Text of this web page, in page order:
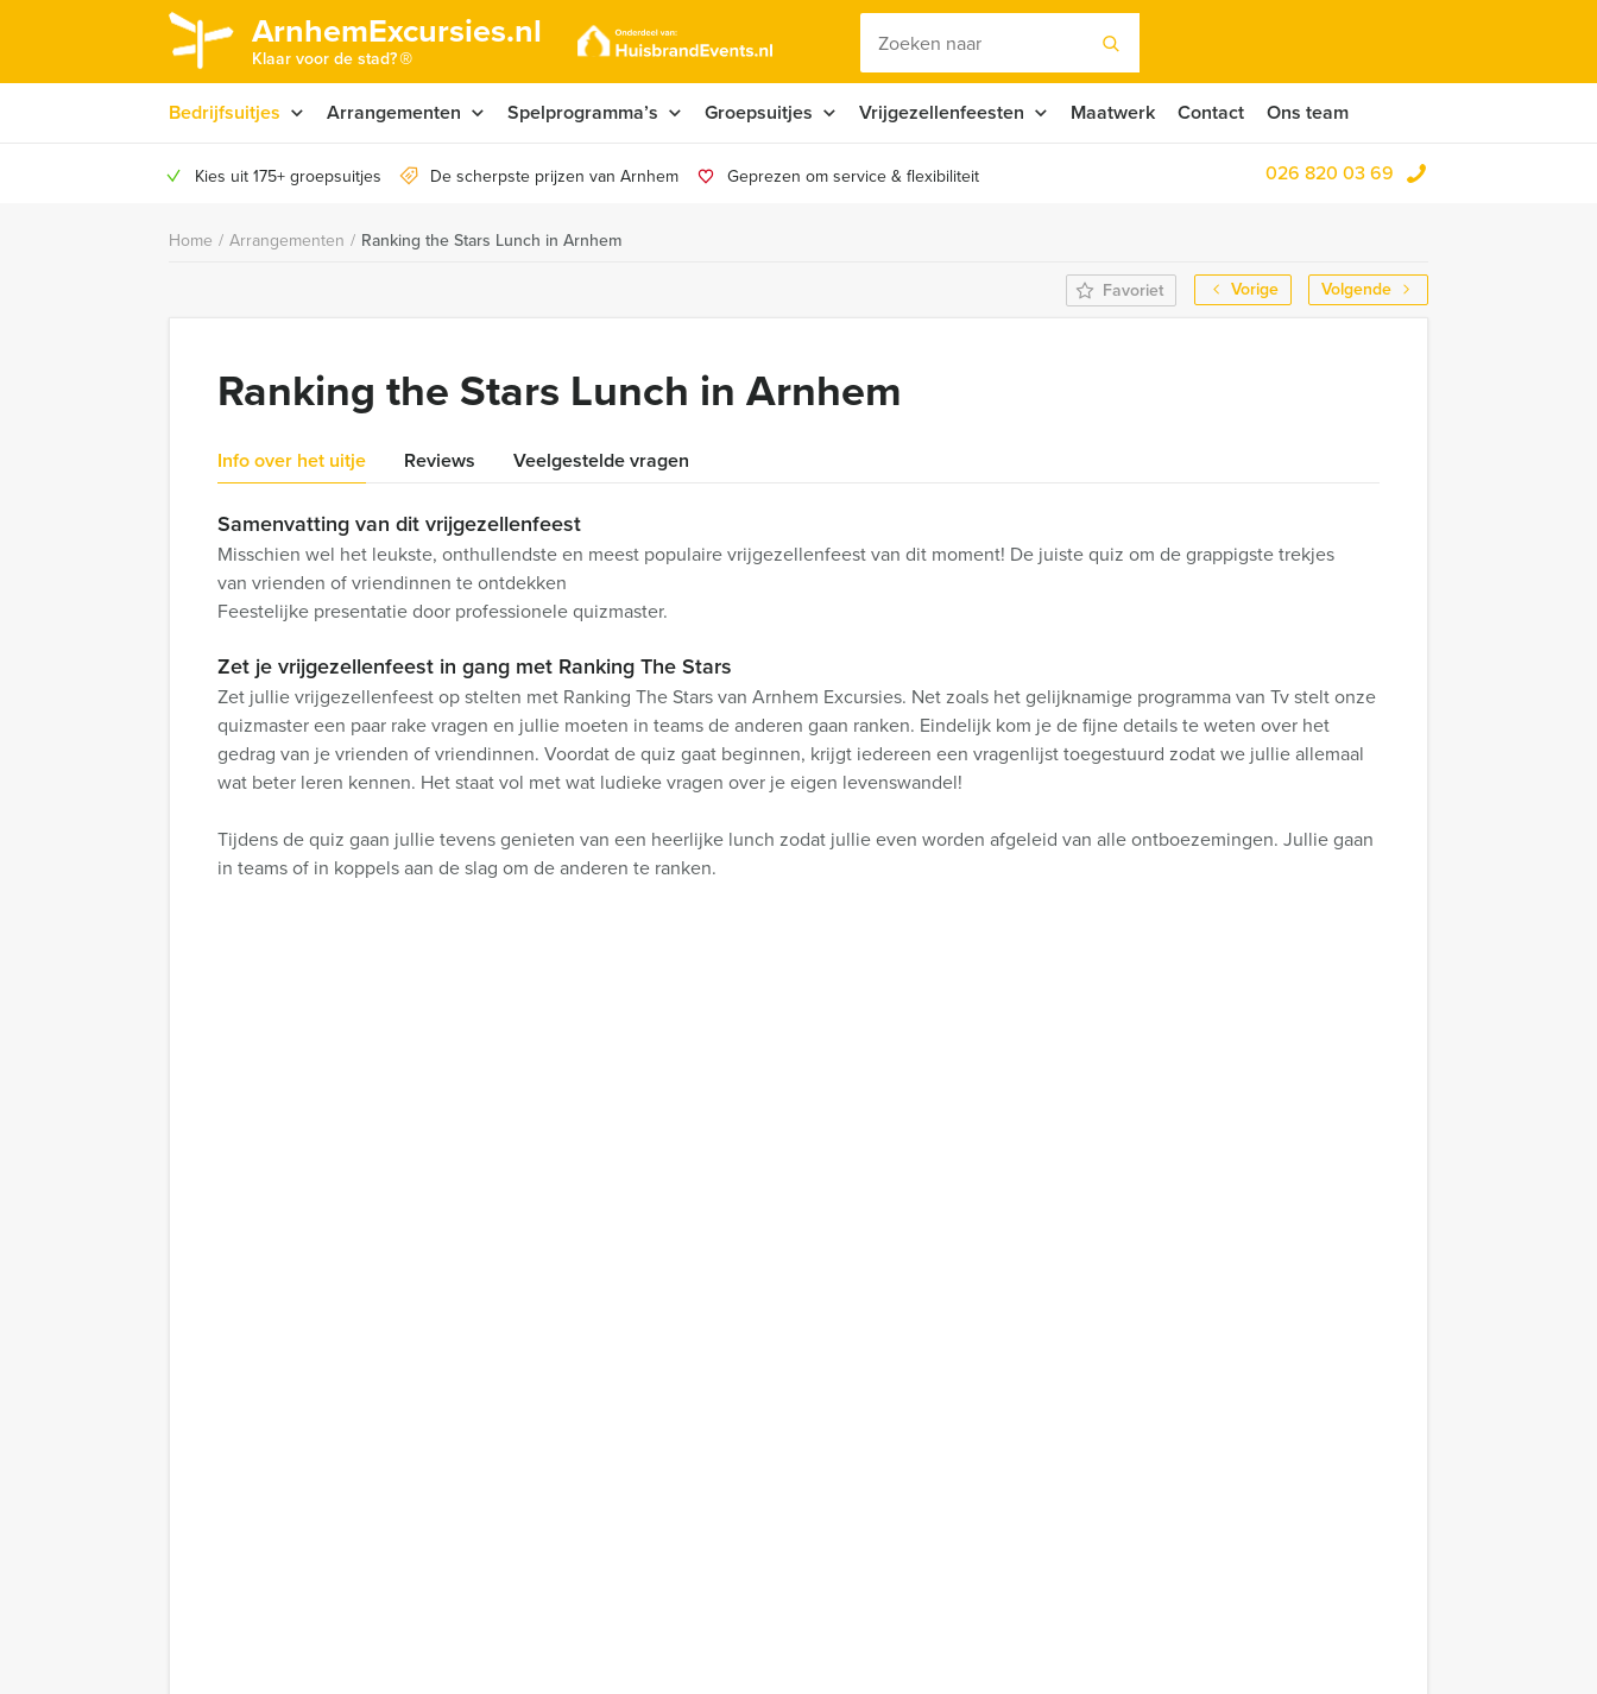
ArnhemExcursies.nl
Klaar voor de stad?®
Bedrijfsuitjes Arrangementen Spelprogramma’s Groepsuitjes Vrijgezellenfeesten Maatwerk Contact Ons team
Kies uit 175+ groepsuitjes De scherpste prijzen van Arnhem Geprezen om service & flexibiliteit 026 820 03 69
Home / Arrangementen / Ranking the Stars Lunch in Arnhem
Vorige
Volgende
Favoriet
Ranking the Stars Lunch in Arnhem
Info over het uitje Reviews Veelgestelde vragen
Samenvatting van dit vrijgezellenfeest
Misschien wel het leukste, onthullendste en meest populaire vrijgezellenfeest van dit moment! De juiste quiz om de grappigste trekjes
van vrienden of vriendinnen te ontdekken
Feestelijke presentatie door professionele quizmaster.
Zet je vrijgezellenfeest in gang met Ranking The Stars
Zet jullie vrijgezellenfeest op stelten met Ranking The Stars van Arnhem Excursies. Net zoals het gelijknamige programma van Tv stelt onze
quizmaster een paar rake vragen en jullie moeten in teams de anderen gaan ranken. Eindelijk kom je de fijne details te weten over het
gedrag van je vrienden of vriendinnen. Voordat de quiz gaat beginnen, krijgt iedereen een vragenlijst toegestuurd zodat we jullie allemaal
wat beter leren kennen. Het staat vol met wat ludieke vragen over je eigen levenswandel!
Tijdens de quiz gaan jullie tevens genieten van een heerlijke lunch zodat jullie even worden afgeleid van alle ontboezemingen. Jullie gaan
in teams of in koppels aan de slag om de anderen te ranken.